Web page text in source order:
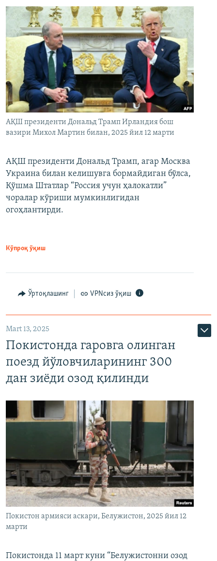
АҚШ президенти Дональд Трамп Ирландия бош
вазири Михол Мартин билан, 2025 йил 12 марти
АҚШ президенти Дональд Трамп, агар Москва
Украина билан келишувга бормайдиган бўлса,
Қўшма Штатлар “Россия учун ҳалокатли”
чоралар кўриши мумкинлигидан
огоҳлантирди.
Кўпроқ ўқиш
Ўртоқлашинг VPNсиз ўқиш
Mart 13, 2025
Покистонда гаровга олинган
поезд йўловчиларининг 300
дан зиёди озод қилинди
Покистон армияси аскари, Белужистон, 2025 йил 12
марти
Покистонда 11 март куни “Белужистонни озод